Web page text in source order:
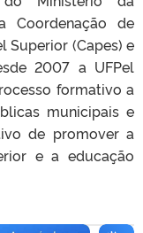
Coordenação de
Superior (Capes) e
2007 a UFPel
formativo a
municipais e
de promover a
e a educação